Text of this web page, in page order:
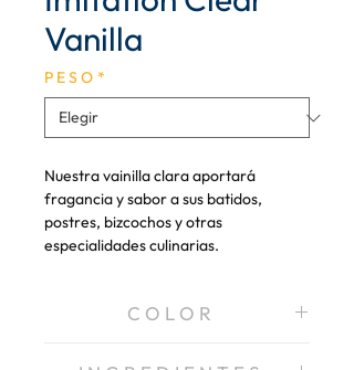
Vanilla
P E S O *
Nuestra vainilla clara aportará
fragancia y sabor a sus batidos,
postres, bizcochos y otras
especialidades culinarias.
C O L O R